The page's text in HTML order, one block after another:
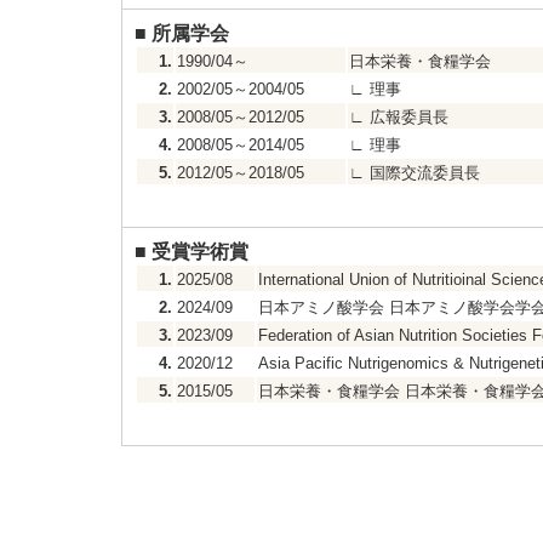
■ 所属学会
1. 1990/04～
日本栄養・食糧学会
2. 2002/05～2004/05 ∟ 理事
3. 2008/05～2012/05 ∟ 広報委員長
4. 2008/05～2014/05 ∟ 理事
5. 2012/05～2018/05 ∟ 国際交流委員長
■ 受賞学術賞
1. 2025/08
International Union of Nutritioinal
2. 2024/09
日本アミノ酸学会 日本アミノ酸学会学
3. 2023/09
Federation of Asian Nutrition Societies
4. 2020/12
Asia Pacific Nutrigenomics &
5. 2015/05 日本栄養・食糧学会 日本栄養・食糧学